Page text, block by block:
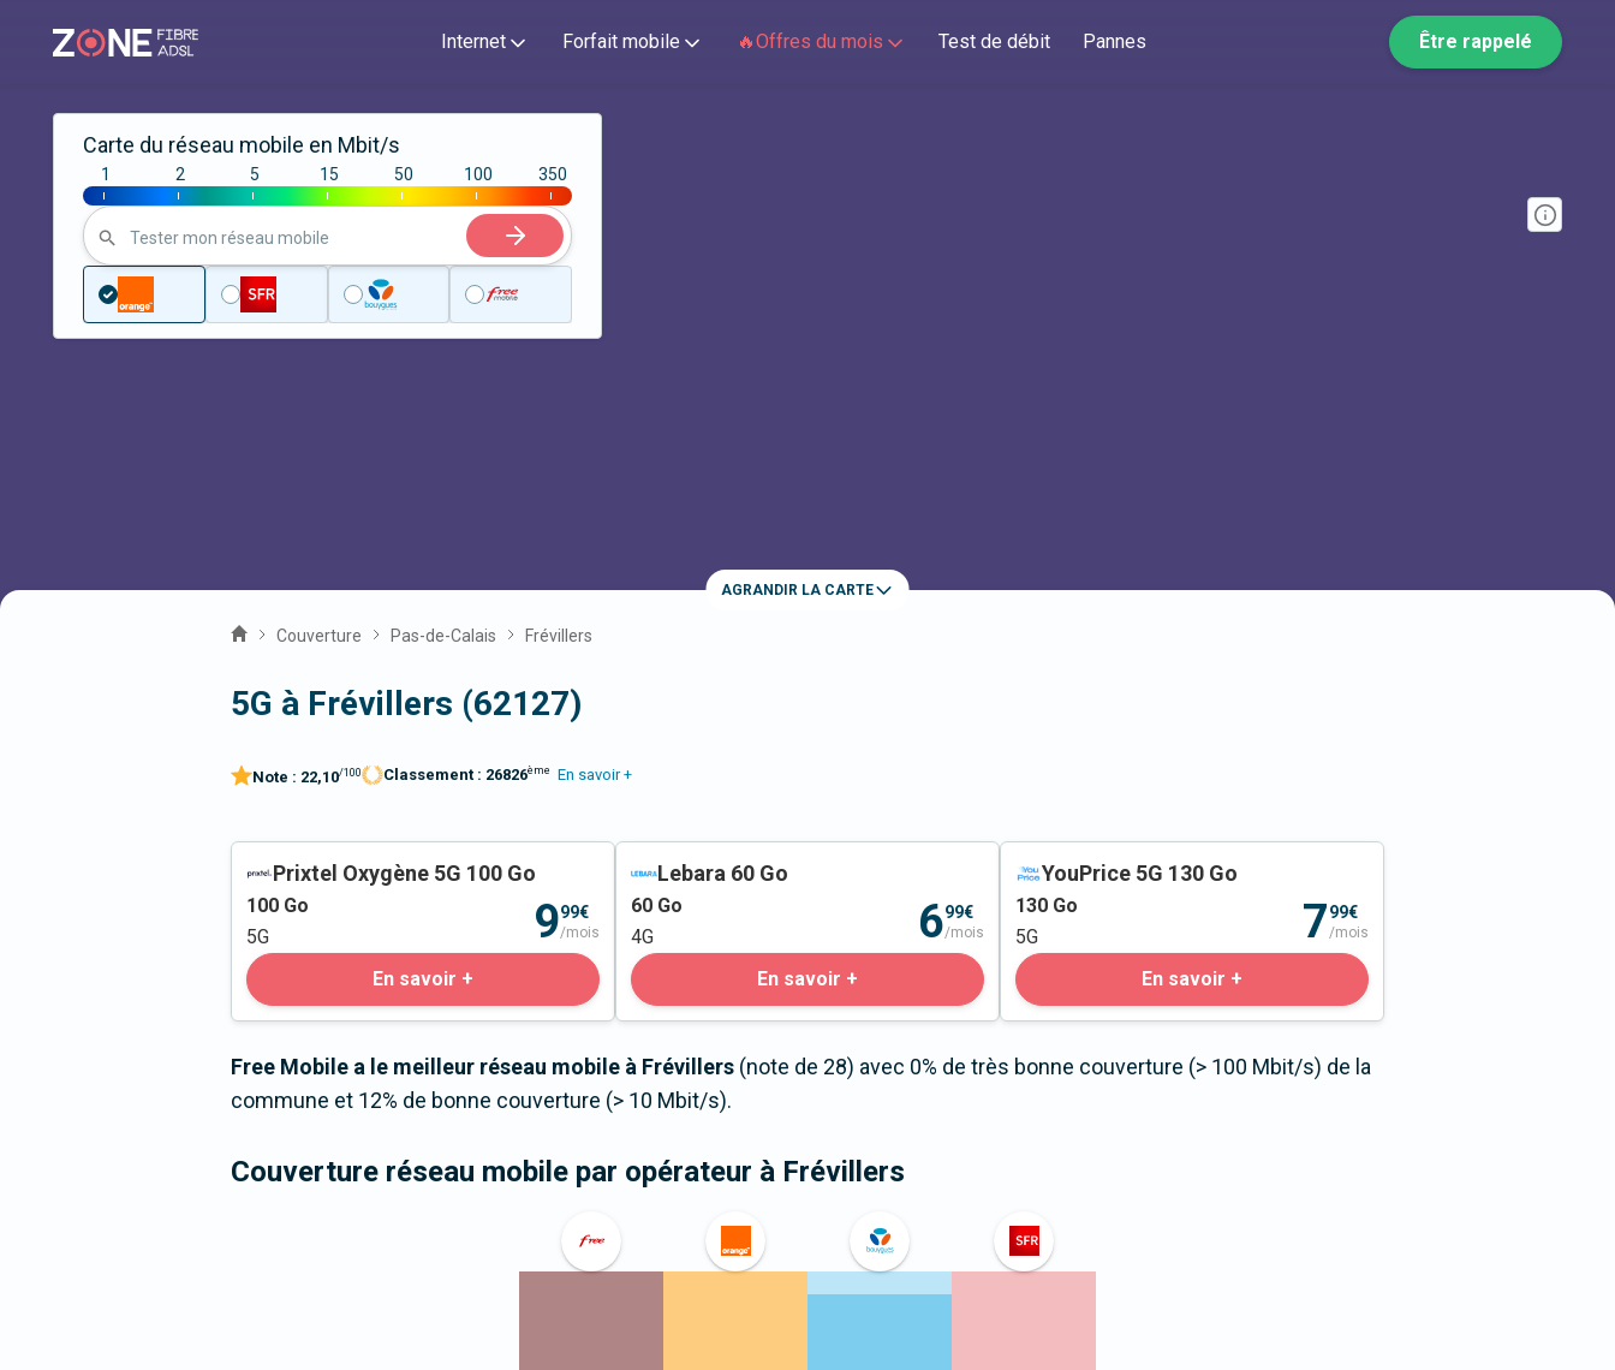
Internet Forfait mobile 🔥Offres du mois Test de débit Pannes Être rappelé
Carte du réseau mobile en Mbit/s
|
1
|
2
|
5
|
15
|
50
|
100
|
350
Tester mon réseau mobile
AGRANDIR LA CARTE
Couverture Pas-de-Calais Frévillers
5G à Frévillers (62127)
Note : 22,10/100 Classement : 26826ème En savoir +
Prixtel Oxygène 5G 100 Go
100 Go
5G
999€
/mois
En savoir +
Lebara 60 Go
60 Go
4G
699€
/mois
En savoir +
YouPrice 5G 130 Go
130 Go
5G
799€
/mois
En savoir +
Free Mobile a le meilleur réseau mobile à Frévillers (note de 28) avec 0% de très bonne couverture (> 100 Mbit/s) de la
commune et 12% de bonne couverture (> 10 Mbit/s).
Couverture réseau mobile par opérateur à Frévillers